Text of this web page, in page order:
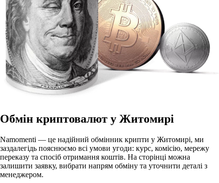
Обмін криптовалют у Житомирі
Namomenti — це надійний обмінник крипти у Житомирі, ми
заздалегідь пояснюємо всі умови угоди: курс, комісію, мережу
переказу та спосіб отримання коштів. На сторінці можна
залишити заявку, вибрати напрям обміну та уточнити деталі з
менеджером.